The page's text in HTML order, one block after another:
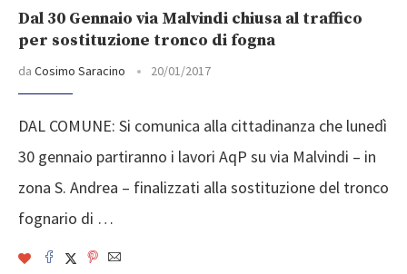
Dal 30 Gennaio via Malvindi chiusa al traffico
per sostituzione tronco di fogna
da Cosimo Saracino 20/01/2017
DAL COMUNE: Si comunica alla cittadinanza che lunedì
30 gennaio partiranno i lavori AqP su via Malvindi – in
zona S. Andrea – finalizzati alla sostituzione del tronco
fognario di …